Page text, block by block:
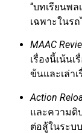
“บทเรียนพ
เฉพาะในรถ
MAAC
เรื่องนี้เน้น
ข้นและเล่าเ
Action
และความดิ
ต่อสู้ในระบ